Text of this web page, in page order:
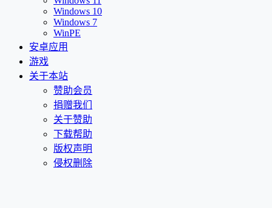
Windows 10
Windows 7
WinPE
安卓应用
游戏
关于本站
赞助会员
捐赠我们
关于赞助
下载帮助
版权声明
侵权删除